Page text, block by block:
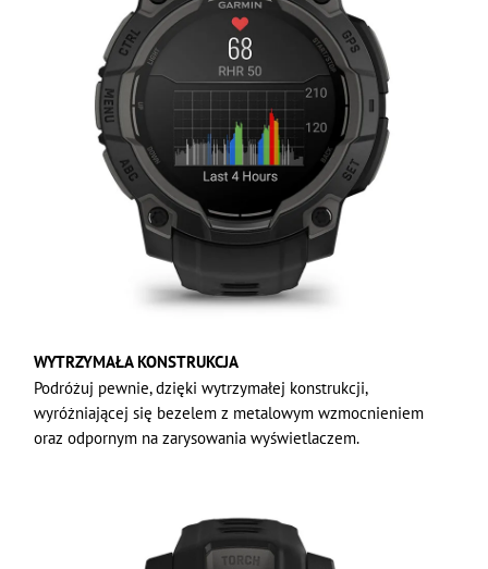
WYTRZYMAŁA KONSTRUKCJA
Podróżuj pewnie, dzięki wytrzymałej konstrukcji,
wyróżniającej się bezelem z metalowym wzmocnieniem
oraz odpornym na zarysowania wyświetlaczem.